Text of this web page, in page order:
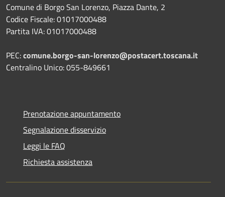
Comune di Borgo San Lorenzo, Piazza Dante, 2
Codice Fiscale: 01017000488
Partita IVA: 01017000488
PEC:comune.borgo-san-lorenzo@postacert.toscana.it
Centralino Unico: 055-849661
Prenotazione appuntamento
Segnalazione disservizio
Leggi le FAQ
Richiesta assistenza